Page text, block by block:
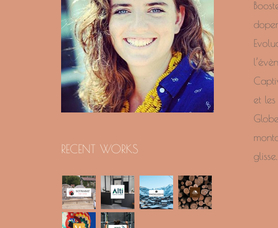
RECENT WORKS
et les
glisse.